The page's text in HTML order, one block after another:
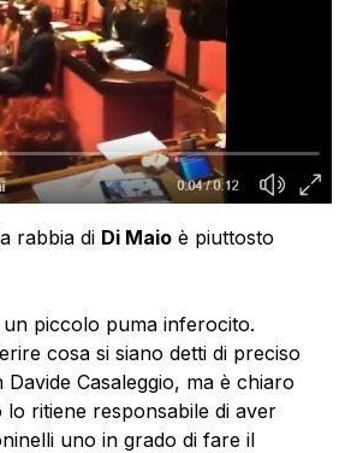
rabbia di Di Maio è piuttosto
un piccolo puma inferocito.
cosa si siano detti di preciso
Casaleggio, ma è chiaro
lo ritiene responsabile di aver
uno in grado di fare il